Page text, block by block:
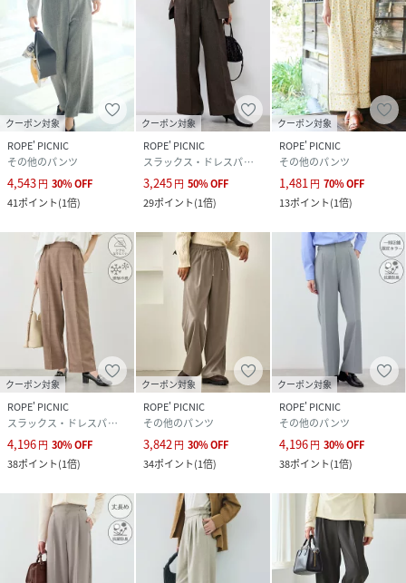
クーポン対象
ROPE' PICNIC
その他のパンツ
4,543円 30%OFF
41ポイント(1倍)
クーポン対象
ROPE' PICNIC
スラックス・ドレスパンツ
3,245円 50%OFF
29ポイント(1倍)
クーポン対象
ROPE' PICNIC
その他のパンツ
1,481 円 70%OFF
13ポイント(1倍)
クーポン対象
ROPE' PICNIC
スラックス・ドレスパンツ
4,196円 30%OFF
38ポイント(1倍)
クーポン対象
ROPE' PICNIC
その他のパンツ
3,842円 30%OFF
34ポイント(1倍)
クーポン対象
ROPE' PICNIC
その他のパンツ
4,196円 30%OFF
38ポイント(1倍)